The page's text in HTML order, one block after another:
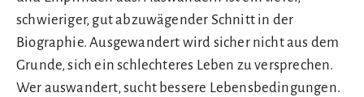
schwieriger, gut abzuwägender Schnitt in der
Biographie. Ausgewandert wird sicher nicht aus dem
Grunde, sich ein schlechteres Leben zu versprechen.
Wer auswandert, sucht bessere Lebensbedingungen.